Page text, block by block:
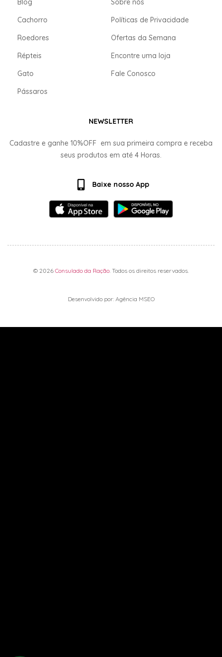
Blog
Cachorro
Roedores
Répteis
Gato
Pássaros
Sobre nós
Políticas de Privacidade
Ofertas da Semana
Encontre uma loja
Fale Conosco
NEWSLETTER
Cadastre e ganhe 10%OFF em sua primeira compra e receba
seus produtos em até 4 Horas.
Baixe nosso App
© 2026 Consulado da Ração. Todos os direitos reservados.
Desenvolvido por: Agência MSEO